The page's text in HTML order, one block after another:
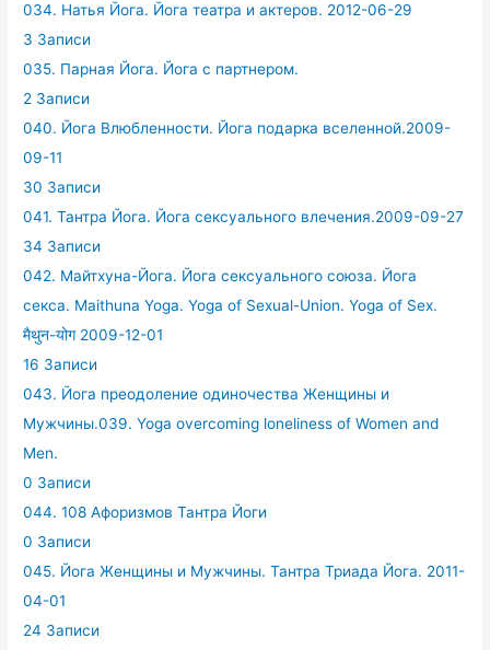
034. Натья Йога. Йога театра и актеров. 2012-06-29
3 Записи
035. Парная Йога. Йога с партнером.
2 Записи
040. Йога Влюбленности. Йога подарка вселенной.2009-
09-11
30 Записи
041. Тантра Йога. Йога сексуального влечения.2009-09-27
34 Записи
042. Майтхуна-Йога. Йога сексуального союза. Йога
секса. Maithuna Yoga. Yoga of Sexual-Union. Yoga of Sex.
मैथुन-योग 2009-12-01
16 Записи
043. Йога преодоление одиночества Женщины и
Мужчины.039. Yoga overcoming loneliness of Women and
Men.
0 Записи
044. 108 Афоризмов Тантра Йоги
0 Записи
045. Йога Женщины и Мужчины. Тантра Триада Йога. 2011-
04-01
24 Записи